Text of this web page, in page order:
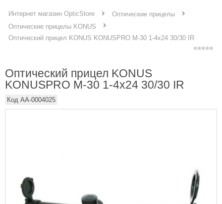
Интернет магазин OpticStore
Оптические прицелы
Оптические прицелы KONUS
Оптический прицел KONUS KONUSPRO M-30 1-4x24 30/30 IR
Оптический прицел KONUS
KONUSPRO M-30 1-4x24 30/30 IR
Код AA-0004025